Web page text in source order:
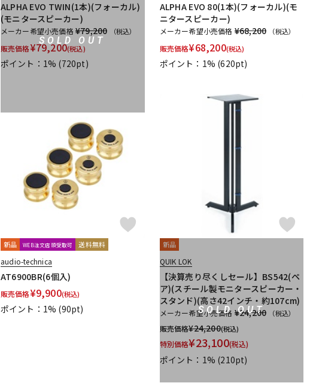
SOLD OUT
ALPHA EVO TWIN(1本)(フォーカル)
(モニタースピーカー)
メーカー希望小売価格 ¥79,200 （税込）
販売価格¥79,200(税込)
ポイント：1% (720pt)
ALPHA EVO 80(1本)(フォーカル)(モ
ニタースピーカー)
メーカー希望小売価格 ¥68,200 （税込）
販売価格¥68,200(税込)
ポイント：1% (620pt)
新品 WEB注文店頭受取可 送料無料
audio-technica
AT6900BR(6個入)
販売価格¥9,900(税込)
ポイント：1% (90pt) SOLD OUT
新品
QUIK LOK
【決算売り尽くしセール】BS542(ペ
ア)(スチール製モニタースピーカー・
スタンド)(高さ42インチ・約107cm)
メーカー希望小売価格 ¥24,200 （税込）
販売価格¥24,200(税込)
特別価格¥23,100(税込)
ポイント：1% (210pt)